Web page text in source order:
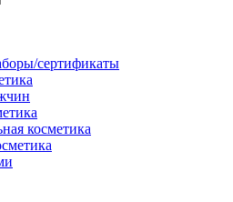
сертификаты
косметика